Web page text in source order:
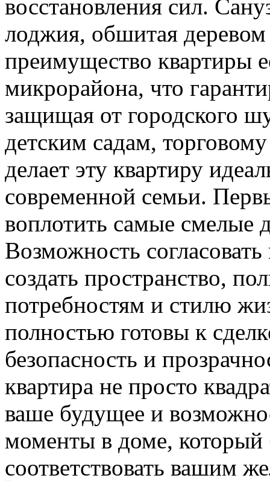
восстановления сил.
лоджия, обшитая
преимущество квартиры
микрорайона, что
защищая от городского
детским садам,
делает эту квартиру
современной семьи.
воплотить самые смелые
Возможность
создать пространство,
потребностям и стилю
полностью готовы к
безопасность и
квартира не просто
ваше будущее и
моменты в доме, который
соответствовать вашим